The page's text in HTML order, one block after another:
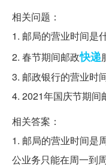
相关问题：
1. 邮局的营业时间是
2. 春节期间邮政快递
3. 邮政银行的营业时
4. 2021年国庆节期间
相关答案：
1. 邮局的营业时间是
公业务只能在周一到